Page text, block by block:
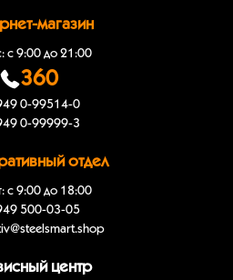
магазин
с 9:00 до 21:00
360
0-99514-0
0-99999-3
отдел
с 9:00 до 18:00
500-03-05
центр